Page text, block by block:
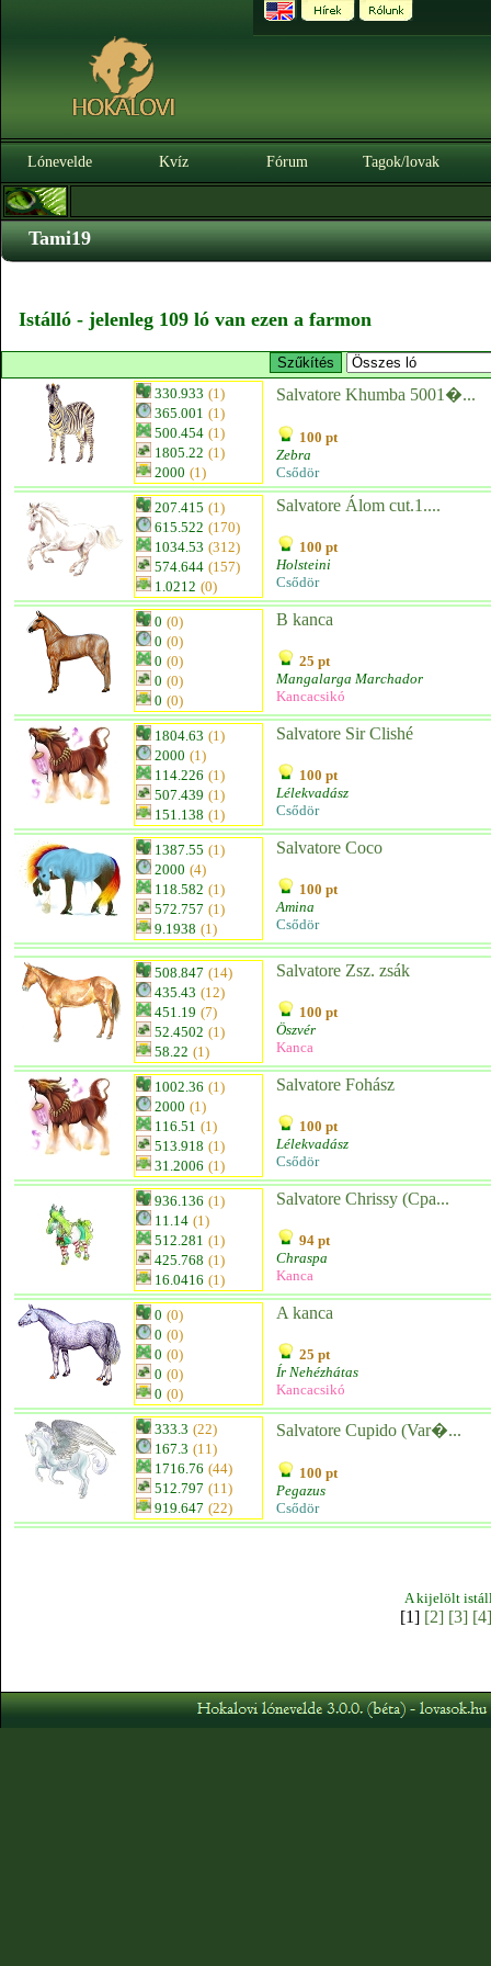
Lónevelde Kvíz Fórum Tagok/lovak
Tami19
Istálló - jelenleg 109 ló van ezen a farmon
330.933 (1)
365.001 (1)
500.454 (1)
1805.22 (1)
2000 (1)
Salvatore Khumba 5001�...
100 pt
Zebra
Csődör
207.415 (1)
615.522 (170)
1034.53 (312)
574.644 (157)
1.0212 (0)
Salvatore Álom cut.1....
100 pt
Holsteini
Csődör
0 (0)
0 (0)
0 (0)
0 (0)
0 (0)
B kanca
25 pt
Mangalarga Marchador
Kancacsikó
1804.63 (1)
2000 (1)
114.226 (1)
507.439 (1)
151.138 (1)
Salvatore Sir Clishé
100 pt
Lélekvadász
Csődör
1387.55 (1)
2000 (4)
118.582 (1)
572.757 (1)
9.1938 (1)
Salvatore Coco
100 pt
Amina
Csődör
508.847 (14)
435.43 (12)
451.19 (7)
52.4502 (1)
58.22 (1)
Salvatore Zsz. zsák
100 pt
Öszvér
Kanca
1002.36 (1)
2000 (1)
116.51 (1)
513.918 (1)
31.2006 (1)
Salvatore Fohász
100 pt
Lélekvadász
Csődör
936.136 (1)
11.14 (1)
512.281 (1)
425.768 (1)
16.0416 (1)
Salvatore Chrissy (Cpa...
94 pt
Chraspa
Kanca
0 (0)
0 (0)
0 (0)
0 (0)
0 (0)
A kanca
25 pt
Ír Nehézhátas
Kancacsikó
333.3 (22)
167.3 (11)
1716.76 (44)
512.797 (11)
919.647 (22)
Salvatore Cupido (Var�...
100 pt
Pegazus
Csődör
A kijelölt
[1] [2] [3] [4]